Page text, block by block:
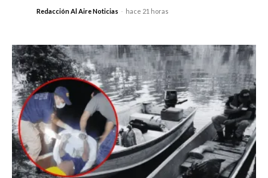
Redacción Al Aire Noticias - hace 21 horas